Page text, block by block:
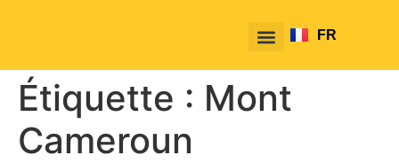
FR
EN
Étiquette : Mont
Cameroun